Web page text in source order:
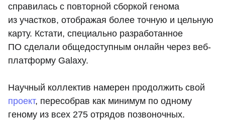
справилась с повторной сборкой генома
из участков, отображая более точную и цельную
карту. Кстати, специально разработанное
ПО сделали общедоступным онлайн через веб-
платформу Galaxy.
Научный коллектив намерен продолжить свой
проект, пересобрав как минимум по одному
геному из всех 275 отрядов позвоночных.